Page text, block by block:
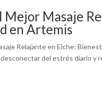
Mejor Masaje
en Artemis
Relajante en Elche:
del estrés diario y